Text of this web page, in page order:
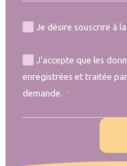
Je désire souscrire à
J’accepte que les
enregistrées et traitée
demande.